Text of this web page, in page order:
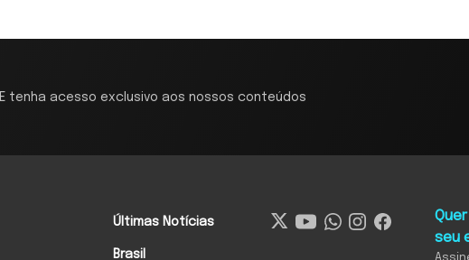
E tenha acesso exclusivo aos nossos conteúdos
Últimas Notícias
Brasil
seu